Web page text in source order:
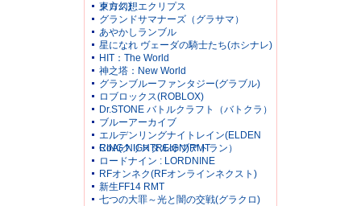
クロス)
東方幻想エクリプス
グランドサマナーズ（グラサマ）
あやかしランブル
星になれ ヴェーダの騎士たち(ホシナレ)
HIT：The World
神之塔：New World
グランブルーファンタジー(グラブル)
ロブロックス(ROBLOX)
Dr.STONE バトルクラフト（バトクラ）
ブルーアーカイブ
エルデンリングナイトレイン(ELDEN
RING NIGHTREIGN)RMT
CoA(クリスタルオブアトラン）
ロードナイン : LORDNINE
RFオンネク(RFオンラインネクスト)
新生FF14 RMT
七つの大罪～光と闇の交戦(グラクロ)